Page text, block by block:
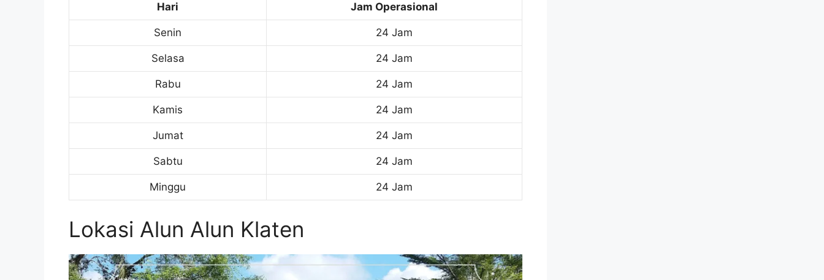
Hari Jam Operasional
Senin 24 Jam
Selasa 24 Jam
Rabu 24 Jam
Kamis 24 Jam
Jumat 24 Jam
Sabtu 24 Jam
Minggu 24 Jam
Lokasi Alun Alun Klaten